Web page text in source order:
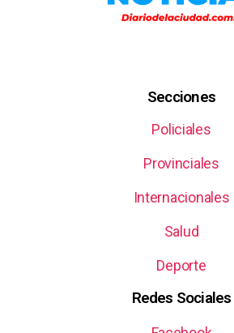
Secciones
Policiales
Provinciales
Internacionales
Salud
Deporte
Redes Sociales